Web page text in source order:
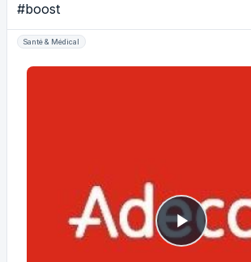
#boost
Santé & Médical